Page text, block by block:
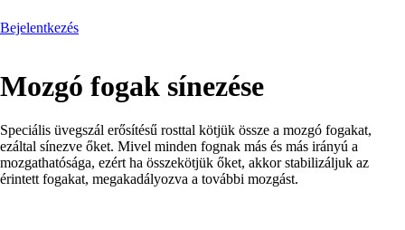
Bejelentkezés
Mozgó fogak sínezése
Speciális üvegszál erősítésű rosttal kötjük össze a mozgó fogakat,
ezáltal sínezve őket. Mivel minden fognak más és más irányú a
mozgathatósága, ezért ha összekötjük őket, akkor stabilizáljuk az
érintett fogakat, megakadályozva a további mozgást.